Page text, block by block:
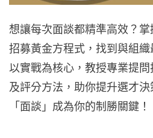
想讓每次面談都精準高效？
招募黃金方程式，找到與組
以實戰為核心，教授專業提
及評分方法，助你提升選才
「面談」成為你的制勝關鍵！